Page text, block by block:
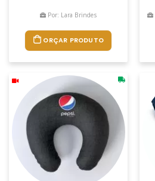
Por: Lara Brindes
ORÇAR PRODUTO